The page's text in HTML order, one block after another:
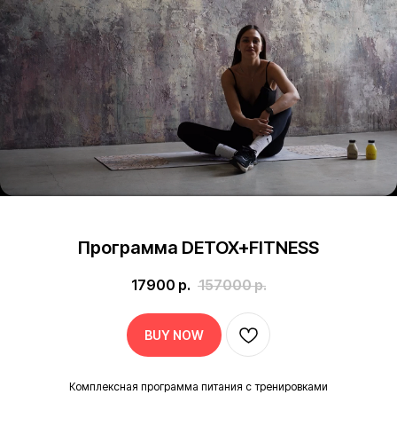
Программа DETOX+FITNESS
17900 р. 157000р.
BUY NOW
Комплексная программа питания с тренировками